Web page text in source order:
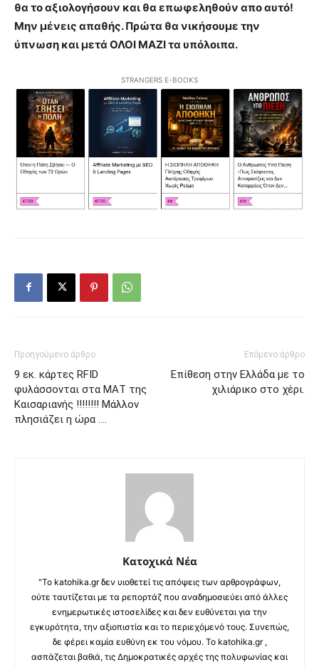
θα το αξιολογήσουν και θα επωφεληθούν απο αυτό!
Μην μένεις απαθής. Πρώτα θα νικήσουμε την
ύπνωση και μετά ΟΛΟΙ ΜΑΖΙ τα υπόλοιπα.
STRANGERS E-BOOKS
Προηγούμενο άρθρο
9 εκ. κάρτες RFID
φυλάσσονται στα ΜΑΤ της
Καισαριανής !!!!!!!! Μάλλον
πλησιάζει η ώρα ….
Επόμενο άρθρο
Επίθεση στην Ελλάδα με το
χιλιάρικο στο χέρι.
Κατοχικά Νέα
"Το katohika.gr δεν υιοθετεί τις απόψεις των αρθρογράφων,
ούτε ταυτίζεται με τα ρεπορτάζ που αναδημοσιεύει από άλλες
ενημερωτικές ιστοσελίδες και δεν ευθύνεται για την
εγκυρότητα, την αξιοπιστία και το περιεχόμενό τους. Συνεπώς,
δε φέρει καμία ευθύνη εκ του νόμου. Το katohika.gr ,
ασπάζεται βαθιά, τις Δημοκρατικές αρχές της πολυφωνίας και